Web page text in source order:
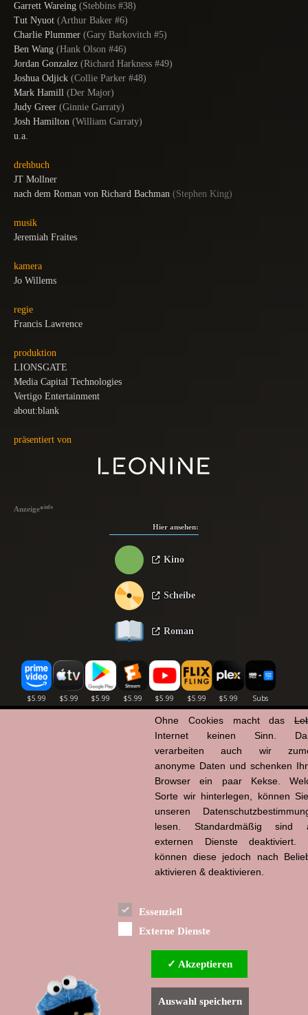
Garrett Wareing (Stebbins #38)
Tut Nyuot (Arthur Baker #6)
Charlie Plummer (Gary Barkovitch #5)
Ben Wang (Hank Olson #46)
Jordan Gonzalez (Richard Harkness #49)
Joshua Odjick (Collie Parker #48)
Mark Hamill (Der Major)
Judy Greer (Ginnie Garraty)
Josh Hamilton (William Garraty)
u.a.
drehbuch
JT Mollner
nach dem Roman von Richard Bachman (Stephen King)
musik
Jeremiah Fraites
kamera
Jo Willems
regie
Francis Lawrence
produktion
LIONSGATE
Media Capital Technologies
Vertigo Entertainment
about:blank
präsentiert von
Anzeige*info
Hier ansehen:
Kino
Scheibe
Roman
Powered by
Ohne Cookies macht das
Internet keinen Sinn.
verarbeiten auch wir
anonyme Daten und schenken
Browser ein paar Kekse.
Sorte wir hinterlegen, können
unseren
lesen. Standardmäßig sind
externen Dienste deaktiviert.
können diese jedoch nach
aktivieren & deaktivieren.
Essenziell
Externe Dienste
✓ Akzeptieren
Auswahl speichern